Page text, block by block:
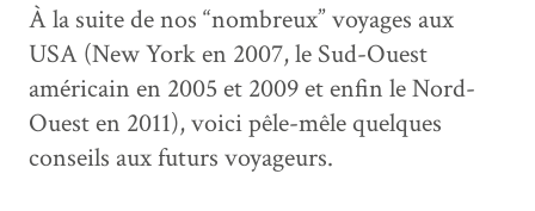
À la suite de nos “nombreux” voyages aux
USA (New York en 2007, le Sud-Ouest
américain en 2005 et 2009 et enfin le Nord-
Ouest en 2011), voici pêle-mêle quelques
conseils aux futurs voyageurs.